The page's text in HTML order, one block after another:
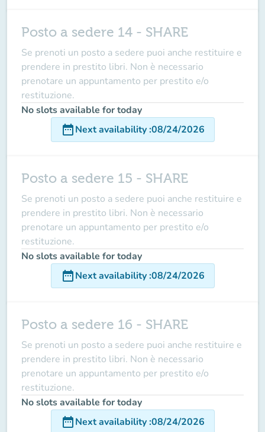
Posto a sedere 14 - SHARE
Se prenoti un posto a sedere puoi anche restituire e
prendere in prestito libri. Non è necessario
prenotare un appuntamento per prestito e/o
restituzione.
No slots available for today
date_rangeNext availability:08/24/2026
Posto a sedere 15 - SHARE
Se prenoti un posto a sedere puoi anche restituire e
prendere in prestito libri. Non è necessario
prenotare un appuntamento per prestito e/o
restituzione.
No slots available for today
date_rangeNext availability:08/24/2026
Posto a sedere 16 - SHARE
Se prenoti un posto a sedere puoi anche restituire e
prendere in prestito libri. Non è necessario
prenotare un appuntamento per prestito e/o
restituzione.
No slots available for today
date_rangeNext availability:08/24/2026